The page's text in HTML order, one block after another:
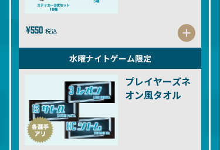
¥550 税込
水曜ナイトゲーム限定
プレイヤーズネ
オン風タオル